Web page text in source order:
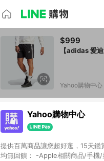
$999
【adidas 愛
Yahoo購物中心
Yahoo購物中心
提供百萬商品讓您超好逛，15天鑑賞期購
均無回饋： -Apple相關商品/手機